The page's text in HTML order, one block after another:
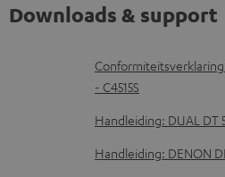
Downloads & support
D
o
w
n
- C4515S
Handleiding: DUAL DT
Handleiding: DENON